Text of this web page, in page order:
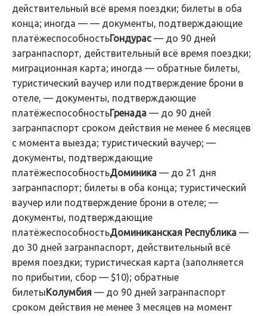
действительный всё время поездки; билеты в оба
конца; иногда — — документы, подтверждающие
платёжеспособностьГондурас — до 90 дней
загранпаспорт, действительный всё время поездки;
миграционная карта; иногда — обратные билеты,
туристический ваучер или подтверждение брони в
отеле, — документы, подтверждающие
платёжеспособностьГренада — до 90 дней
загранпаспорт сроком действия не менее 6 месяцев
с момента выезда; туристический ваучер; —
документы, подтверждающие
платёжеспособностьДоминика — до 21 дня
загранпаспорт; билеты в оба конца; туристический
ваучер или подтверждение брони в отеле; —
документы, подтверждающие
платёжеспособностьДоминиканская Республика —
до 30 дней загранпаспорт, действительный всё
время поездки; туристическая карта (заполняется
по прибытии, сбор — $10); обратные
билетыКолумбия — до 90 дней загранпаспорт
сроком действия не менее 3 месяцев на момент